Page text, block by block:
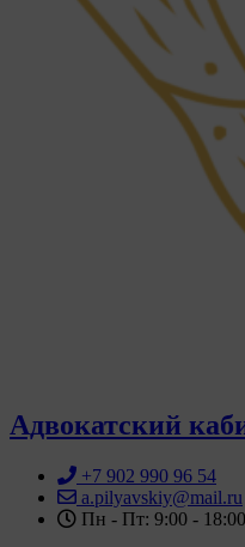
Адвокатский
+7 902 990 96 54
a.pilyavskiy@mail.ru
Пн - Пт: 9:00 - 18:00